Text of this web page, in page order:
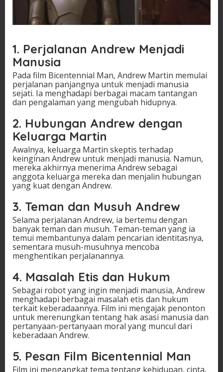
1. Perjalanan Andrew Menjadi
Manusia
Pada film Bicentennial Man, Andrew Martin memulai
perjalanan panjangnya untuk menjadi manusia
sejati. Ia menghadapi berbagai macam tantangan
dan pengalaman yang mengubah hidupnya.
2. Hubungan Andrew dengan
Keluarga Martin
Awalnya, keluarga Martin skeptis terhadap
keinginan Andrew untuk menjadi manusia. Namun,
mereka akhirnya menerima Andrew sebagai
anggota keluarga mereka dan menjalin hubungan
yang kuat dengan Andrew.
3. Teman dan Musuh Andrew
Selama perjalanan Andrew, ia bertemu dengan
banyak teman dan musuh. Teman-teman yang ia
temui membantunya dalam pencarian identitasnya,
sementara musuh-musuhnya mencoba
menghentikan perjalanannya.
4. Masalah Etis dan Hukum
Sebagai robot yang ingin menjadi manusia, Andrew
menghadapi berbagai masalah etis dan hukum
terkait keberadaannya. Film ini mengajak penonton
untuk merenungkan tentang hak asasi manusia dan
pertanyaan-pertanyaan moral yang muncul dari
keberadaan Andrew.
5. Pesan Film Bicentennial Man
Film ini mengangkat tema tentang kehidupan, cinta,